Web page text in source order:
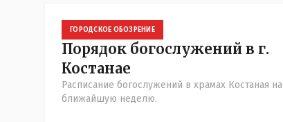
ГОРОДСКОЕ ОБОЗРЕНИЕ
Порядок богослужений в г.
Костанае
Расписание богослужений в храмах Костаная на
ближайшую неделю.